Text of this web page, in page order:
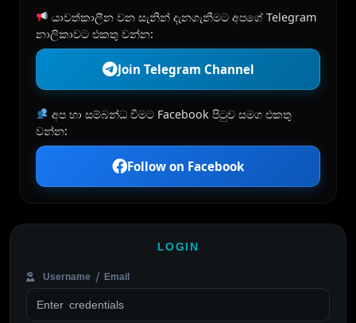
යාවත්කාලීන වන සැනින් දැනගැනීමට අපගේ Telegram
නාලිකාවට එකතු වන්න:
Join Telegram Channel
අප හා සම්බන්ධ වීමට Facebook පිටුව සමග එකතු
වන්න:
Follow on Facebook
LOGIN
Username / Email